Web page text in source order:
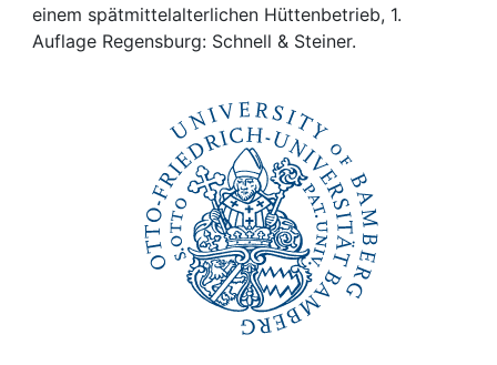
Help
einem spätmittelalterlichen Hüttenbetrieb, 1.
Auflage Regensburg: Schnell & Steiner.